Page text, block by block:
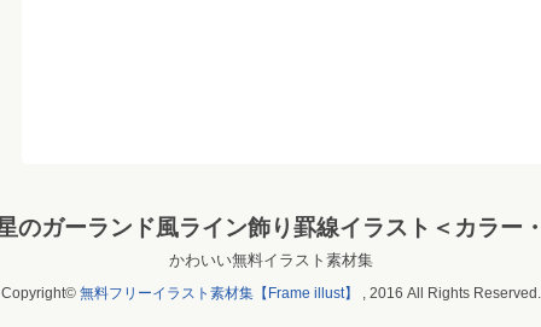
のガーランド風ライン飾り罫線イラスト＜カラー
かわいい無料イラスト素材集
Copyright© 無料フリーイラスト素材集【Frame illust】 , 2016 All Rights Reserved.